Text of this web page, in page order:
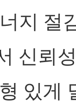
지 절
신뢰
있게